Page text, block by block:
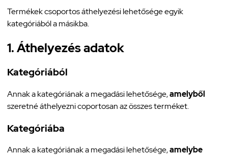
Termékek csoportos áthelyezési lehetősége egyik
kategóriából a másikba.
1. Áthelyezés adatok
Kategóriából
Annak a kategóriának a megadási lehetősége,amelyből
szeretné áthelyezni coportosan az összes terméket.
Kategóriába
Annak a kategóriának a megadási lehetősége,amelybe